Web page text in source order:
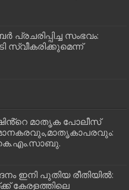
പ്രചരിപ്പിച്ച സംഭവം:
സ്വീകരിക്കുമെന്ന്
മാതൃക പോലീസ്
ഇനി പുതിയ രീതിയിൽ:
കേരളത്തിലെ